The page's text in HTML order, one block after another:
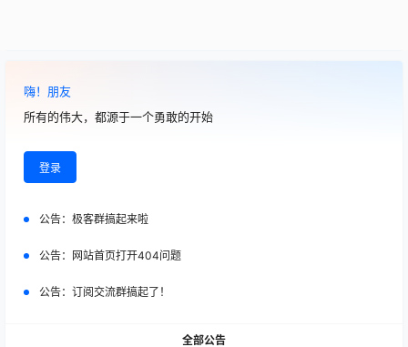
嗨！朋友
所有的伟大，都源于一个勇敢的开始
登录
公告： 极客群搞起来啦
公告： 网站首页打开404问题
公告： 订阅交流群搞起了！
全部公告